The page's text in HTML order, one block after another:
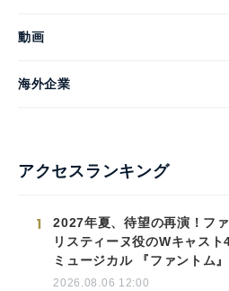
動画
海外企業
アクセスランキング
1
2027年夏、待望の再演！フ
リスティーヌ役のWキャスト
ミュージカル 『ファントム』
2026.08.06 12:00